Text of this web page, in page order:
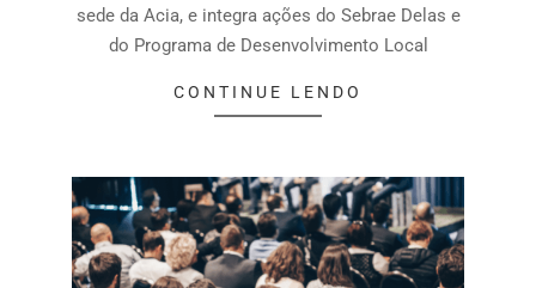
sede da Acia, e integra ações do Sebrae Delas e
do Programa de Desenvolvimento Local
CONTINUE LENDO